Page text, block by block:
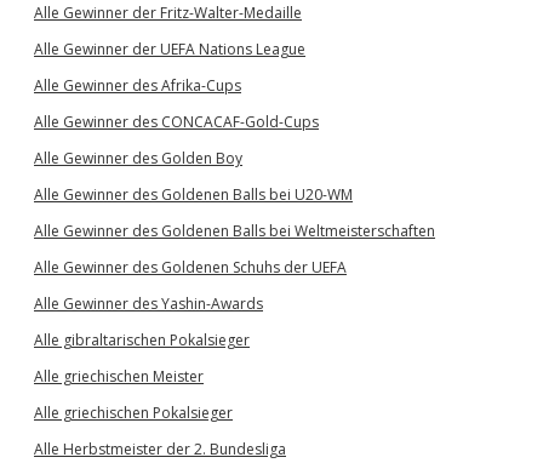
Alle Gewinner der Fritz-Walter-Medaille
Alle Gewinner der UEFA Nations League
Alle Gewinner des Afrika-Cups
Alle Gewinner des CONCACAF-Gold-Cups
Alle Gewinner des Golden Boy
Alle Gewinner des Goldenen Balls bei U20-WM
Alle Gewinner des Goldenen Balls bei Weltmeisterschaften
Alle Gewinner des Goldenen Schuhs der UEFA
Alle Gewinner des Yashin-Awards
Alle gibraltarischen Pokalsieger
Alle griechischen Meister
Alle griechischen Pokalsieger
Alle Herbstmeister der 2. Bundesliga